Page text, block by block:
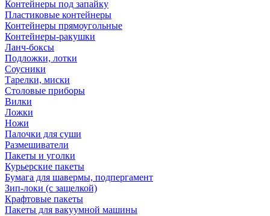
Контейнеры под запайку
Пластиковые контейнеры
Контейнеры прямоугольные
Контейнеры-ракушки
Ланч-боксы
Подложки, лотки
Соусники
Тарелки, миски
Столовые приборы
Вилки
Ложки
Ножи
Палочки для суши
Размешиватели
Пакеты и уголки
Курьерские пакеты
Бумага для шавермы, подпергамент
Зип-локи (с защелкой)
Крафтовые пакеты
Пакеты для вакуумной машины